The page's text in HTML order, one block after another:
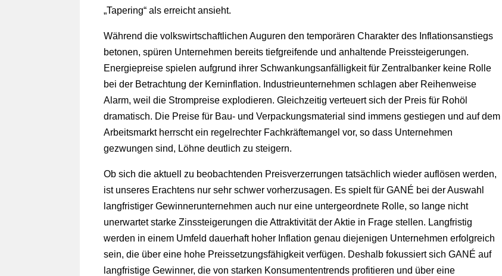
„Tapering“ als erreicht ansieht.
Während die volkswirtschaftlichen Auguren den temporären Charakter des Inflationsanstiegs
betonen, spüren Unternehmen bereits tiefgreifende und anhaltende Preissteigerungen.
Energiepreise spielen aufgrund ihrer Schwankungsanfälligkeit für Zentralbanker keine Rolle
bei der Betrachtung der Kerninflation. Industrieunternehmen schlagen aber Reihenweise
Alarm, weil die Strompreise explodieren. Gleichzeitig verteuert sich der Preis für Rohöl
dramatisch. Die Preise für Bau- und Verpackungsmaterial sind immens gestiegen und auf dem
Arbeitsmarkt herrscht ein regelrechter Fachkräftemangel vor, so dass Unternehmen
gezwungen sind, Löhne deutlich zu steigern.
Ob sich die aktuell zu beobachtenden Preisverzerrungen tatsächlich wieder auflösen werden,
ist unseres Erachtens nur sehr schwer vorherzusagen. Es spielt für GANÉ bei der Auswahl
langfristiger Gewinnerunternehmen auch nur eine untergeordnete Rolle, so lange nicht
unerwartet starke Zinssteigerungen die Attraktivität der Aktie in Frage stellen. Langfristig
werden in einem Umfeld dauerhaft hoher Inflation genau diejenigen Unternehmen erfolgreich
sein, die über eine hohe Preissetzungsfähigkeit verfügen. Deshalb fokussiert sich GANÉ auf
langfristige Gewinner, die von starken Konsumententrends profitieren und über eine